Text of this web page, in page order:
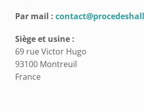
Par mail :
Siège et usine :
69 rue Victor Hugo
93100 Montreuil
France